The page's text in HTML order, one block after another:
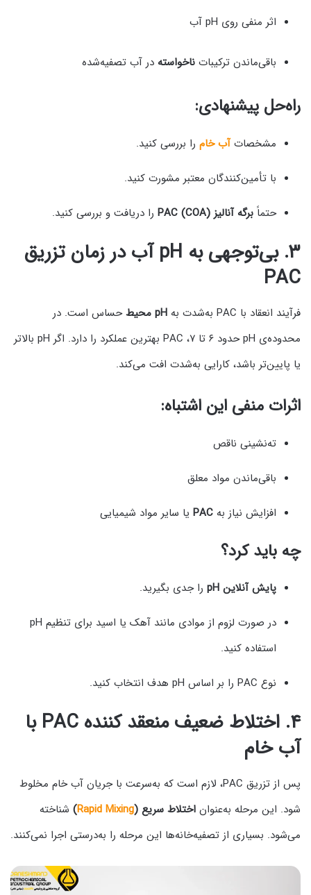
اثر منفی روی pH آب
باقی‌ماندن ترکیبات ناخواسته در آب تصفیه‌شده
راه‌حل پیشنهادی:
مشخصاتآب خام را بررسی کنید.
با تأمین‌کنندگان معتبر مشورت کنید.
حتماً برگه آنالیز (COA) PAC را دریافت و بررسی کنید.
۳. بی‌توجهی به pH آب در زمان تزریق
PAC
فرآیند انعقاد با PAC به‌شدت به pH محیط
حساس است. در
محدوده‌ی pH حدود ۶ تا ۷، PAC بهترین عملکرد را دارد. اگر pH بالاتر
یا پایین‌تر باشد، کارایی به‌شدت افت می‌کند.
اثرات منفی این اشتباه:
ته‌نشینی ناقص
باقی‌ماندن مواد معلق
افزایش نیاز به PAC یا سایر مواد شیمیایی
چه باید کرد؟
پایش آنلاین pH را جدی بگیرید.
در صورت لزوم از موادی مانند آهک یا اسید برای تنظیم pH
استفاده کنید.
نوع PAC را بر اساس pH هدف انتخاب کنید.
۴. اختلاط ضعیف منعقد کننده PAC با
آب خام
پس از تزریق PAC، لازم است که به‌سرعت با جریان آب خام مخلوط
شود. این مرحله به‌عنوان اختلاط سریع (Rapid Mixing
) شناخته
می‌شود. بسیاری از تصفیه‌خانه‌ها این مرحله را به‌درستی اجرا نمی‌کنند.